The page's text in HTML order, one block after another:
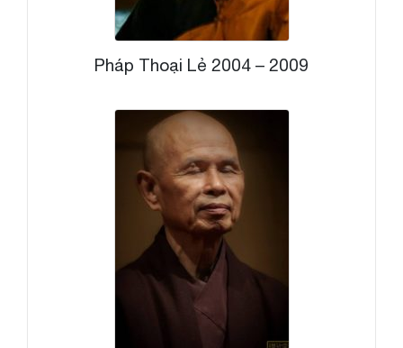
Pháp Thoại Lẻ 2004 – 2009